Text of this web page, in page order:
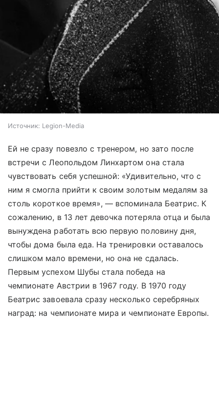
Источник: Legion-Media
Ей не сразу повезло с тренером, но зато после
встречи с Леопольдом Линхартом она стала
чувствовать себя успешной: «Удивительно, что с
ним я смогла прийти к своим золотым медалям за
столь короткое время», — вспоминала Беатрис. К
сожалению, в 13 лет девочка потеряла отца и была
вынуждена работать всю первую половину дня,
чтобы дома была еда. На тренировки оставалось
слишком мало времени, но она не сдалась.
Первым успехом Шубы стала победа на
чемпионате Австрии в 1967 году. В 1970 году
Беатрис завоевала сразу несколько серебряных
наград: на чемпионате мира и чемпионате Европы.